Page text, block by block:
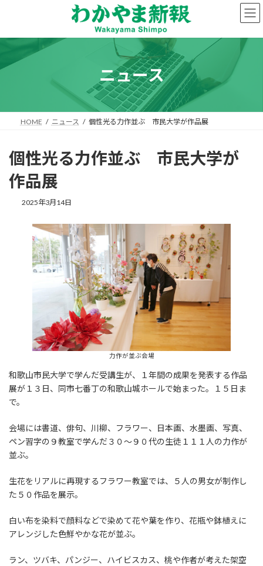
ン
へ
プ
ー
ョ
動
ニュース
HOME ニュース 個性光る力作並ぶ 市民大学が作品展
個性光る力作並ぶ 市民大学が
作品展
2025年3月14日
力作が並ぶ会場
和歌山市民大学で学んだ受講生が、１年間の成果を発表する作品
展が１３日、同市七番丁の和歌山城ホールで始まった。１５日ま
で。
会場には書道、俳句、川柳、フラワー、日本画、水墨画、写真、
ペン習字の９教室で学んだ３０～９０代の生徒１１１人の力作が
並ぶ。
生花をリアルに再現するフラワー教室では、５人の男女が制作し
た５０作品を展示。
白い布を染料で顔料などで染めて花や葉を作り、花瓶や鉢植えに
アレンジした色鮮やかな花が並ぶ。
ラン、ツバキ、パンジー、ハイビスカス、桃や作者が考えた架空